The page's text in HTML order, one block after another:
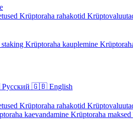
Krüptoraha rahakotid
Krüptoraha kauplemine
Русский 🇬🇧 English
Krüptoraha rahakotid
kaevandamine Krüptoraha maksed